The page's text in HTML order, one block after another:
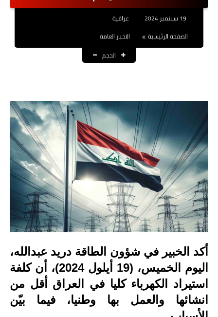
نتائج التعيينات
الرواتب والقروض
القروض والسلف
المنح المالية
قطع الاراضي
اخبار العراق
الاخبار السياسية
الاخبار الامنية
الاخبار الاقتصادية
الاخبار الرياضية
المدارس
اخبار وقرارات وزارة التربية
عراقية
الصفحة الرئيسية
الاخبار العامة
الحجم
أكد الخبير في شؤون الطاقة دريد عبدالله،
اليوم الخميس، (19 أيلول 2024)، أن كلفة
استيراد الكهرباء كليا في العراق أقل من
انشائها والعمل بها وطنيا، فيما بيّن